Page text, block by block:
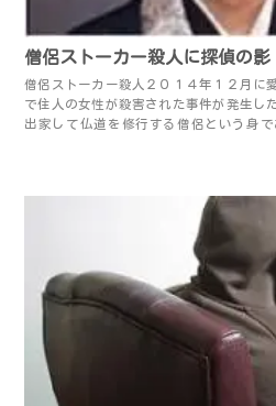
僧侶ストーカー殺人に探偵の影
僧侶ストーカー殺人２０１４年１２月に
で住人の女性が殺害された事件が発生し
出家して仏道を修行する僧侶という身